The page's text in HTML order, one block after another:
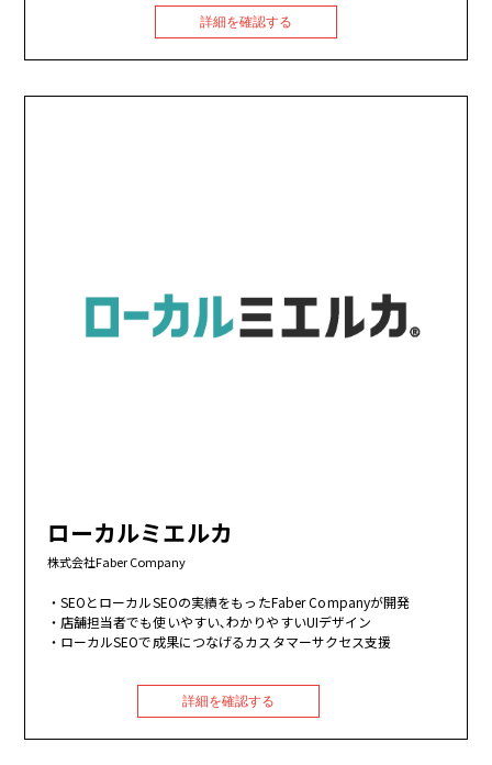
詳細を確認する
ローカルミエルカ
株式会社Faber Company
SEOとローカルSEOの実績をもったFaber Companyが開発
店舗担当者でも使いやすい､わかりやすいUIデザイン
ローカルSEOで成果につなげるカスタマーサクセス支援
詳細を確認する